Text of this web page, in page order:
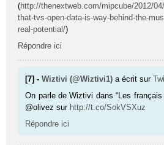
(http://thenextweb.com/mipcube/2012/
that-tvs-open-data-is-way-behind-the-
real-potential/)
Répondre ici
[7] -Wiztivi (@Wiztivi1) a écrit sur
On parle de Wiztivi dans “Les
@olivez sur http://t.co/SokVSXuz
Répondre ici